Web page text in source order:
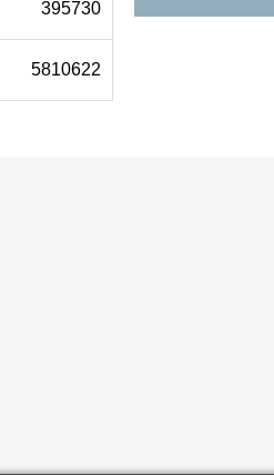
395730
5810622